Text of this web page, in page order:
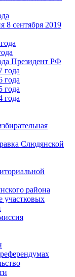
8 сентября 2019
Президент РФ
года
года
года
года
Слюдянской
района
участковых